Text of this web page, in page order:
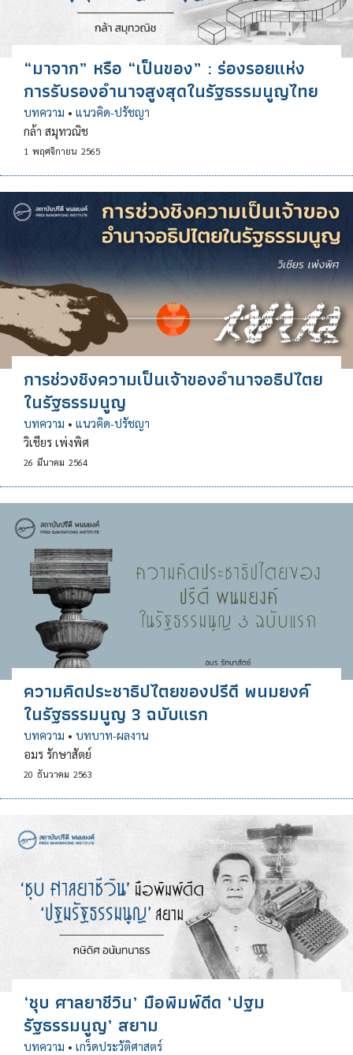
“มาจาก” หรือ “เป็นของ” : ร่องรอยแห่ง
การรับรองอำนาจสูงสุดในรัฐธรรมนูญไทย
บทความ • แนวคิด-ปรัชญา
กล้า สมุทวณิช
1 พฤศจิกายน 2565
การช่วงชิงความเป็นเจ้าของอำนาจอธิปไตย
ในรัฐธรรมนูญ
บทความ • แนวคิด-ปรัชญา
วิเชียร เพ่งพิศ
26 มีนาคม 2564
ความคิดประชาธิปไตยของปรีดี พนมยงค์
ในรัฐธรรมนูญ 3 ฉบับแรก
บทความ • บทบาท-ผลงาน
อมร รักษาสัตย์
20 ธันวาคม 2563
‘ชุบ ศาลยาชีวิน’ มือพิมพ์ดีด ‘ปฐม
รัฐธรรมนูญ’ สยาม
บทความ • เกร็ดประวัติศาสตร์